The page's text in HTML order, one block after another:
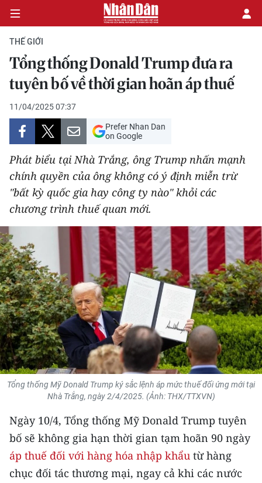
CHÍNH TRỊ
KINH TẾ
VĂN HÓA
XÃ HỘI
PHÁP LUẬT
THẾ GIỚI
THỂ THAO
GIÁO DỤC
Y TẾ
KHOA HỌC - CÔNG NGHỆ
MÔI TRƯỜNG
BẠN ĐỌC
KIỂM CHỨNG THÔNG TIN
TRI THỨC CHUYÊN SÂU
THẾ GIỚI
Tổng thống Donald Trump đưa ra
tuyên bố về thời gian hoãn áp thuế
11/04/2025 07:37
Prefer Nhan Dan
on Google
Phát biểu tại Nhà Trắng, ông Trump nhấn mạnh
chính quyền của ông không có ý định miễn trừ
"bất kỳ quốc gia hay công ty nào" khỏi các
chương trình thuế quan mới.
Tổng thống Mỹ Donald Trump ký sắc lệnh áp mức thuế đối ứng mới tại
Nhà Trắng, ngày 2/4/2025. (Ảnh: THX/TTXVN)
Ngày 10/4, Tổng thống Mỹ Donald Trump tuyên
bố sẽ không gia hạn thời gian tạm hoãn 90 ngày
áp thuế đối với hàng hóa nhập khẩu từ hàng
chục đối tác thương mại, ngay cả khi các nước